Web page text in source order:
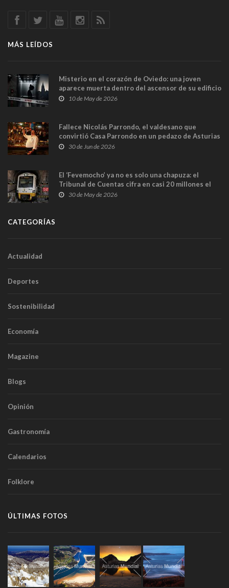
MÁS LEÍDOS
Misterio en el corazón de Oviedo: una joven
aparece muerta dentro del ascensor de su edificio
y las cámaras captan sus últimos minutos
10 de May de 2026
Fallece Nicolás Parrondo, el valdesano que
convirtió Casa Parrondo en un pedazo de Asturias
en Madrid
30 de Jun de 2026
El ‘Fevemocho’ ya no es solo una chapuza: el
Tribunal de Cuentas cifra en casi 20 millones el
sobrecoste de los trenes que no cabían por los
30 de May de 2026
CATEGORÍAS
Actualidad
Deportes
Sostenibilidad
Economía
Magazine
Blogs
Opinión
Gastronomía
Calendarios
Folklore
ÚLTIMAS FOTOS